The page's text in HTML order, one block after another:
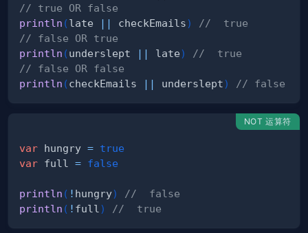
// true OR false
println (late || checkEmails)
//  true
// false OR true
println (underslept || late)
//  true
// false OR false
println (checkEmails || underslept) // false
NOT 运算符
var hungry = true
var full = false
println ( ! hungry)
//  false
println ( ! full ) //  true